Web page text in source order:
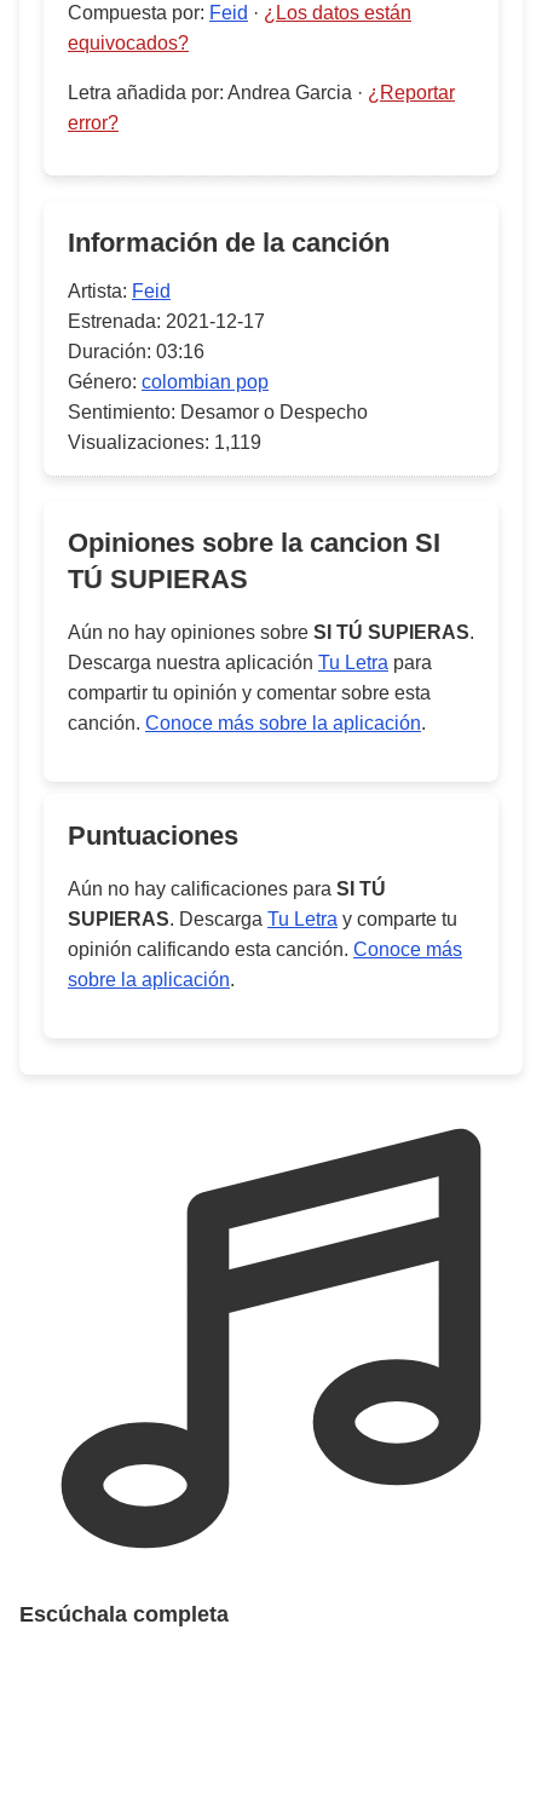
Compuesta por: Feid · ¿Los datos están
equivocados?
Letra añadida por: Andrea Garcia · ¿Reportar
error?
Información de la canción
Artista: Feid
Estrenada: 2021-12-17
Duración: 03:16
Género: colombian pop
Sentimiento: Desamor o Despecho
Visualizaciones: 1,119
Opiniones sobre la cancion SI
TÚ SUPIERAS
Aún no hay opiniones sobre SI TÚ SUPIERAS.
Descarga nuestra aplicación Tu Letra para
compartir tu opinión y comentar sobre esta
canción. Conoce más sobre la aplicación.
Puntuaciones
Aún no hay calificaciones para SI TÚ
SUPIERAS. Descarga Tu Letra y comparte tu
opinión calificando esta canción. Conoce más
sobre la aplicación.
Escúchala completa